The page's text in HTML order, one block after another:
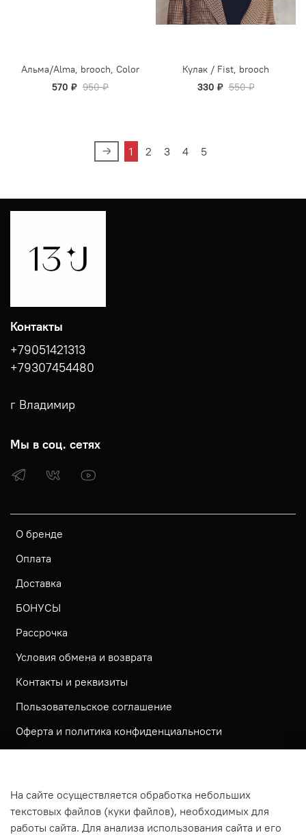
Альма/Alma, brooch, Color
570 ₽ 950 ₽
Кулак / Fist, brooch
330 ₽ 550 ₽
1 2 3 4 5
О бренде
Оплата
Доставка
БОНУСЫ
Рассрочка
Условия обмена и возврата
Контакты и реквизиты
Пользовательское соглашение
Оферта и политика конфиденциальности
Согласие посетителя сайта на обработку
персональных данных
Контакты
+79051421313
+79307454480
г Владимир
Мы в соц. сетях
На сайте осуществляется обработка небольших
текстовых файлов (куки файлов), необходимых для
работы сайта. Для анализа использования сайта и его